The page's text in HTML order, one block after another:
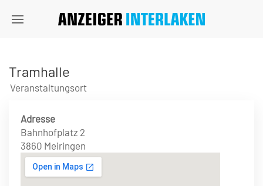
Tramhalle
Veranstaltungsort
Adresse
Bahnhofplatz 2
3860 Meiringen